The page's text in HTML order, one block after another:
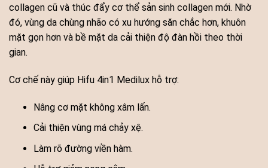
collagen cũ và thúc đẩy cơ thể sản sinh collagen mới. Nhờ
đó, vùng da chùng nhão có xu hướng săn chắc hơn, khuôn
mặt gọn hơn và bề mặt da cải thiện độ đàn hồi theo thời
gian.
Cơ chế này giúp Hifu 4in1 Medilux hỗ trợ:
Nâng cơ mặt không xâm lấn.
Cải thiện vùng má chảy xệ.
Làm rõ đường viền hàm.